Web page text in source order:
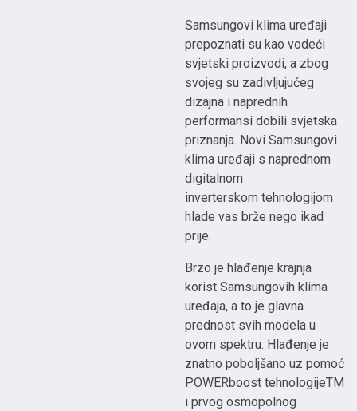
Samsungovi klima uređaji
prepoznati su kao vodeći
svjetski proizvodi, a zbog
svojeg su zadivljujućeg
dizajna i naprednih
performansi dobili svjetska
priznanja. Novi Samsungovi
klima uređaji s naprednom
digitalnom
inverterskom tehnologijom
hlade vas brže nego ikad
prije.
Brzo je hlađenje krajnja
korist Samsungovih klima
uređaja, a to je glavna
prednost svih modela u
ovom spektru. Hlađenje je
znatno poboljšano uz pomoć
POWERboost tehnologijeTM
i prvog osmopolnog